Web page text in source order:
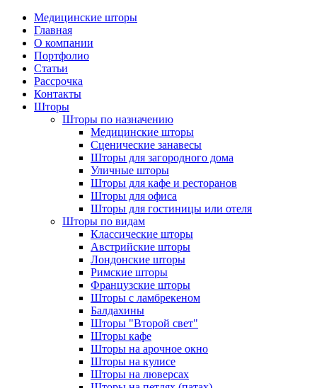
Медицинские шторы
Главная
О компании
Портфолио
Статьи
Рассрочка
Контакты
Шторы
Шторы по назначению
Медицинские шторы
Сценические занавесы
Шторы для загородного дома
Уличные шторы
Шторы для кафе и ресторанов
Шторы для офиса
Шторы для гостиницы или отеля
Шторы по видам
Классические шторы
Австрийские шторы
Лондонские шторы
Римские шторы
Французские шторы
Шторы с ламбрекеном
Балдахины
Шторы "Второй свет"
Шторы кафе
Шторы на арочное окно
Шторы на кулисе
Шторы на люверсах